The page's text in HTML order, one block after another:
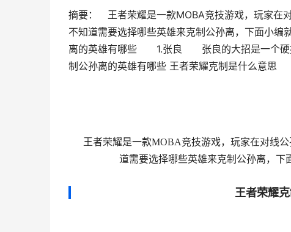
摘要： 王者荣耀是一款MOBA竞技游戏，玩家在
不知道需要选择哪些英雄来克制公孙离，下面小编
离的英雄有哪些 1.张良 张良的大招是一个硬控
制公孙离的英雄有哪些 王者荣耀克制是什么意思
王者荣耀是一款MOBA竞技游戏，玩家在对线
道需要选择哪些英雄来克制公孙离，
王者荣耀